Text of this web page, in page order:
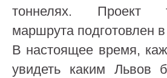
тоннелях. Проект
маршрута подготовлен
В настоящее время,
увидеть каким Львов